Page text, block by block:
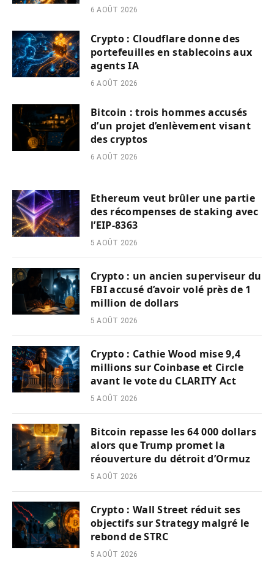
6 AOÛT 2026
Crypto : Cloudflare donne des
portefeuilles en stablecoins aux
agents IA
6 AOÛT 2026
Bitcoin : trois hommes accusés
d’un projet d’enlèvement visant
des cryptos
6 AOÛT 2026
Ethereum veut brûler une partie
des récompenses de staking avec
l’EIP-8363
5 AOÛT 2026
Crypto : un ancien superviseur du
FBI accusé d’avoir volé près de 1
million de dollars
5 AOÛT 2026
Crypto : Cathie Wood mise 9,4
millions sur Coinbase et Circle
avant le vote du CLARITY Act
5 AOÛT 2026
Bitcoin repasse les 64 000 dollars
alors que Trump promet la
réouverture du détroit d’Ormuz
5 AOÛT 2026
Crypto : Wall Street réduit ses
objectifs sur Strategy malgré le
rebond de STRC
5 AOÛT 2026